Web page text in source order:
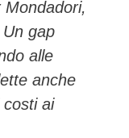
gap
alle
anche
costi ai